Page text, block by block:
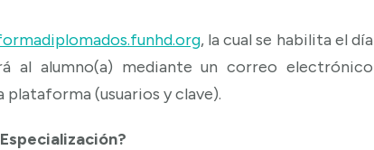
, la cual se habilita el día
al alumno(a) mediante un correo electrónico
plataforma (usuarios y clave).